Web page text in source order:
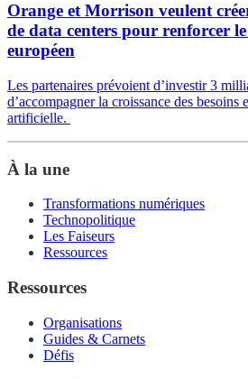
Orange et Morrison veulent
de data centers pour renforcer
européen
Les partenaires prévoient d’investir 3
d’accompagner la croissance des
artificielle.
À la une
Transformations numériques
Technopolitique
Les Faiseurs
Ressources
Ressources
Organisations
Guides & Carnets
Défis